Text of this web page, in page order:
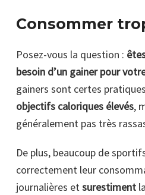
Consommer
Posez-vous la question :
besoin d’un gainer pour
gainers sont certes
objectifs caloriques élevés,
généralement pas très
De plus, beaucoup de
correctement leur
journalières etsurestiment